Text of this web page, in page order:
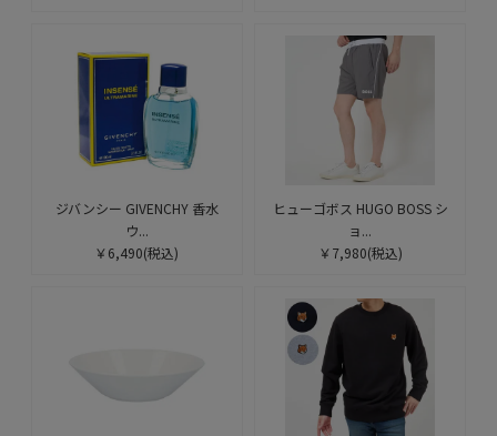
ジバンシー GIVENCHY 香水
ウ...
￥6,490(税込)
ヒューゴボス HUGO BOSS シ
ョ...
￥7,980(税込)